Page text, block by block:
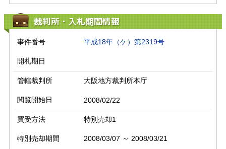
裁判所・入札期間情報
事件番号 平成18年（ケ）第2319号
開札期日
管轄裁判所 大阪地方裁判所本庁
閲覧開始日 2008/02/22
買受方法 特別売却1
特別売却期間 2008/03/07 ～ 2008/03/21